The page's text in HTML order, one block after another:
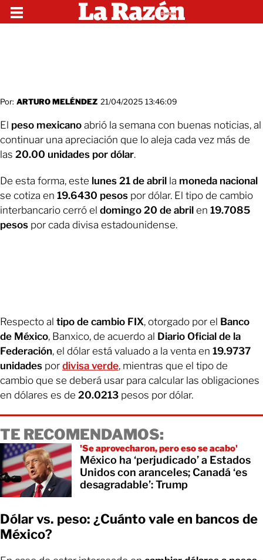
Por: ARTURO MELÉNDEZ 21/04/2025 13:46:09
El peso mexicano abrió la semana con buenas noticias, al
continuar una apreciación que lo aleja cada vez más de
las 20.00 unidades por dólar.
De esta forma, este lunes 21 de abril la moneda nacional
se cotiza en 19.6430 pesos por dólar. El tipo de cambio
interbancario cerró el domingo 20 de abril en 19.7085
pesos por cada divisa estadounidense.
Respecto al tipo de cambio FIX, otorgado por el Banco
de México, Banxico, de acuerdo al Diario Oficial de la
Federación, el dólar está valuado a la venta en 19.9737
unidades por divisa verde, mientras que el tipo de
cambio que se deberá usar para calcular las obligaciones
en dólares es de 20.0213 pesos por dólar.
TE RECOMENDAMOS:
'Se aprovecharon, pero eso se acabo'
México ha ‘perjudicado’ a Estados
Unidos con aranceles; Canadá ‘es
desagradable’: Trump
Dólar vs. peso: ¿Cuánto vale en bancos de
México?